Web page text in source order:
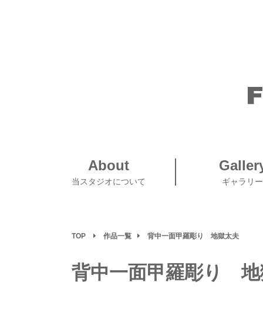
About
当スタジオについて ギャラリー
TOP 作品一覧 背中一面甲羅彫り 地獄太夫
背中一面甲羅彫り 地